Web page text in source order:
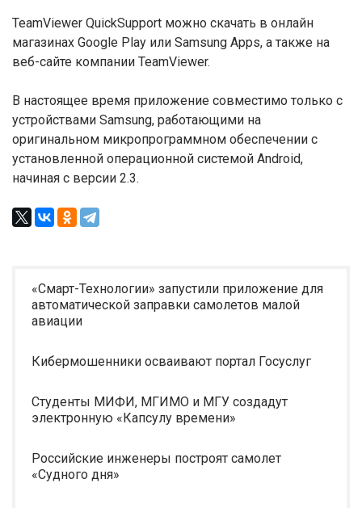
TeamViewer QuickSupport можно скачать в онлайн
магазинах Google Play или Samsung Apps, а также на
веб-сайте компании TeamViewer.
В настоящее время приложение совместимо только с
устройствами Samsung, работающими на
оригинальном микропрограммном обеспечении с
установленной операционной системой Android,
начиная с версии 2.3.
«Смарт-Технологии» запустили приложение для
автоматической заправки самолетов малой
авиации
Кибермошенники осваивают портал Госуслуг
Студенты МИФИ, МГИМО и МГУ создадут
электронную «Капсулу времени»
Российские инженеры построят самолет
«Судного дня»